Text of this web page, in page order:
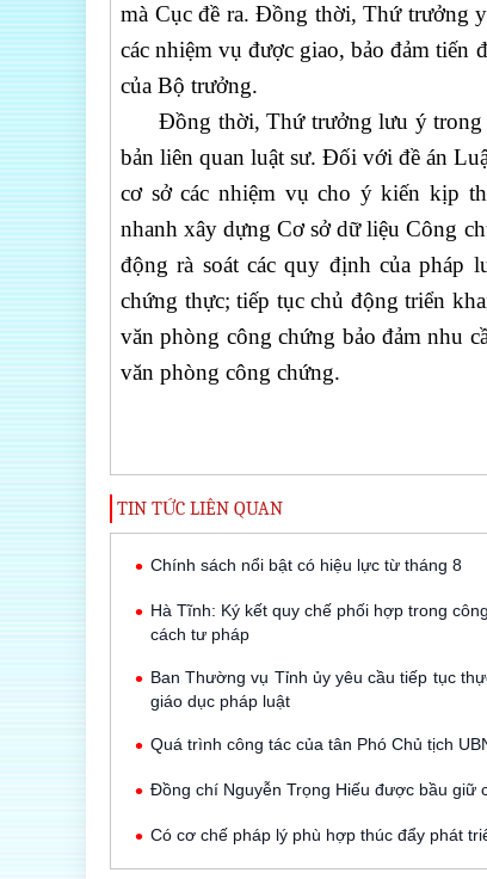
mà Cục đề ra. Đồng thời, Thứ trưởng
các nhiệm vụ được giao, bảo đảm tiến
của Bộ trưởng.
Đồng thời, Thứ trưởng lưu ý trong
bản liên quan luật sư. Đối với đề án
cơ sở các nhiệm vụ cho ý kiến kịp
nhanh xây dựng Cơ sở dữ liệu Công
động rà soát các quy định của pháp
chứng thực; tiếp tục chủ động triển
văn phòng công chứng bảo đảm nhu
văn phòng công chứng.
TIN TỨC LIÊN QUAN
Chính sách nổi bật có hiệu lực từ tháng 8
Hà Tĩnh: Ký kết quy chế phối hợp trong
cách tư pháp
Ban Thường vụ Tỉnh ủy yêu cầu tiếp tục
giáo dục pháp luật
Quá trình công tác của tân Phó Chủ tịch
Đồng chí Nguyễn Trọng Hiếu được bầu giữ
Có cơ chế pháp lý phù hợp thúc đẩy phát